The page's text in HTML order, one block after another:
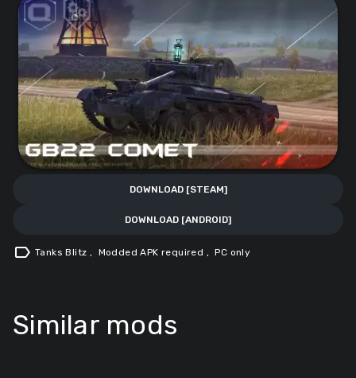
DOWNLOAD [STEAM]
DOWNLOAD [ANDROID]
label Tanks Blitz , Modded APK required , PC only
Similar mods